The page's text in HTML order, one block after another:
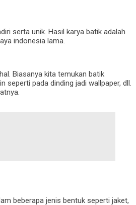
serta unik. Hasil karya batik adalah
indonesia lama.
Biasanya kita temukan batik
pada dinding jadi wallpaper, dll.
beberapa jenis bentuk seperti jaket,